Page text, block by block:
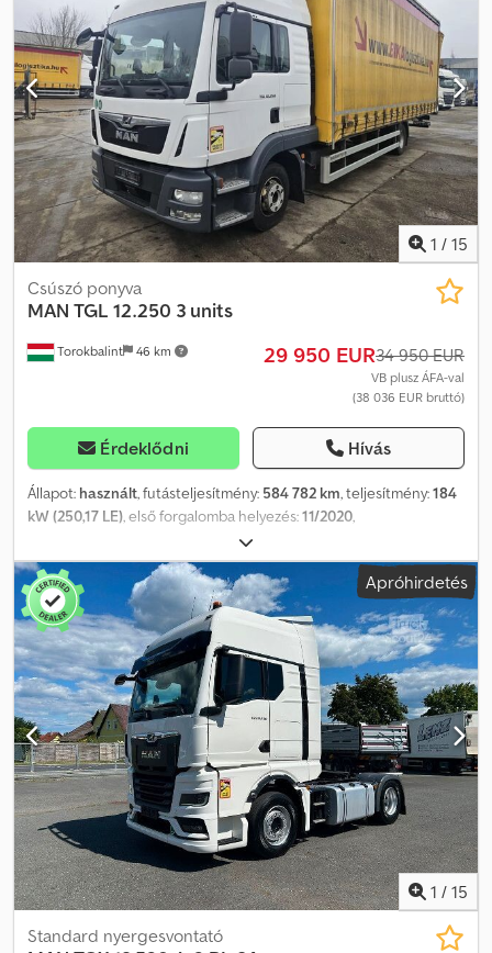
1 / 15
Torokbalint 46 km
Csúszó ponyva
MAN TGL 12.250 3 units
29 950 EUR34 950 EUR
VB plusz ÁFA-val
(38 036 EUR bruttó)
Érdeklődni Hívás
Állapot: használt, futásteljesítmény: 584 782 km, teljesítmény:184
kW (250,17 LE), első forgalomba helyezés:11/2020,
, tengelyelrendezés:
szín:fehér, vezetőfülke:alvófülke, hajtástípus:automata,
kibocsátási osztály:Euro 6, Gyártási év:2020 , Felszereltség:ABS,
AdBlue, EBS (Elektronikus fékrendszer), elektronikus
stabilitásprogram (ESP), fedélzeti számítógép, koromszűrő,
központi zár, légkondicionálás, tempomat , = További opciók és
felszereltség = - Légrugózás - Részecskeszűrő - Alvófülke -
Szerszámosláda = Megjegyzések = Cedpjyizumsfx Aczeha 3 darab
készleten: MAN TGL 12.250 2020 11/2020 Teherautó fehér
WMAN14ZZ7MY418917 584.782 km MAN TGL 12.250 2020 11/2020
Teherautó fehér WMAN14ZZ6MY418987 599.208 km MAN TGL
12.250 2020 11/2020 Teherautó fehér WMAN14ZZ3MY418901
638.067 km = További információk = Első tengely: kormányozható
Motor lökettérfogat: 6.871 cm³ Üres tömeg: 6.400 kg Hasznos
teher: 5.590 kg Megengedett össztömeg: 11.990 kg Műszaki vizsga
érvényes: 11/2026-ig
Apróhirdetés
1 / 15
Standard nyergesvontató